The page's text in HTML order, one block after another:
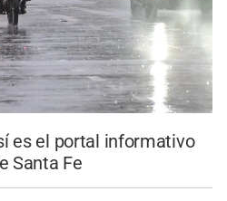
es el portal informativo
Santa Fe